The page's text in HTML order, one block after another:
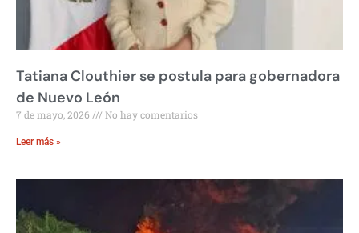
Tatiana Clouthier se postula para gobernadora
de Nuevo León
7 de mayo, 2026 No hay comentarios
Leer más »